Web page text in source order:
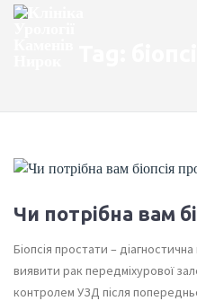
Чи потрібна вам
Біопсія простати –
виявити рак передміхурової
контролем УЗД після